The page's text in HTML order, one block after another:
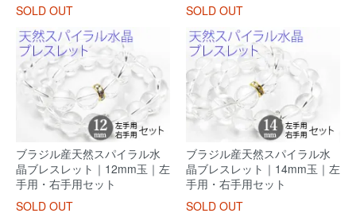
SOLD OUT
SOLD OUT
ブラジル産天然スパイラル水
晶ブレスレット｜12mm玉｜左
手用・右手用セット
SOLD OUT
ブラジル産天然スパイラル水
晶ブレスレット｜14mm玉｜左
手用・右手用セット
SOLD OUT